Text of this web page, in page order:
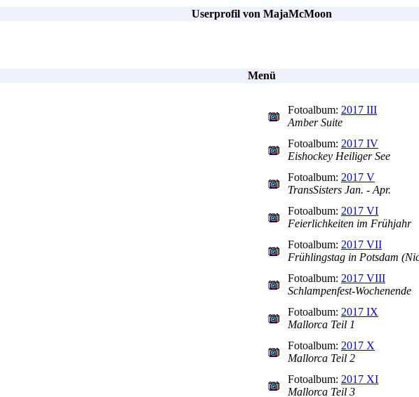
Userprofil von MajaMcMoon
Menü
Fotoalbum: 2017 III
Amber Suite
Fotoalbum: 2017 IV
Eishockey Heiliger See
Fotoalbum: 2017 V
TransSisters Jan. - Apr.
Fotoalbum: 2017 VI
Feierlichkeiten im Frühjahr
Fotoalbum: 2017 VII
Frühlingstag in Potsdam
Fotoalbum: 2017 VIII
Schlampenfest-Wochenende
Fotoalbum: 2017 IX
Mallorca Teil 1
Fotoalbum: 2017 X
Mallorca Teil 2
Fotoalbum: 2017 XI
Mallorca Teil 3